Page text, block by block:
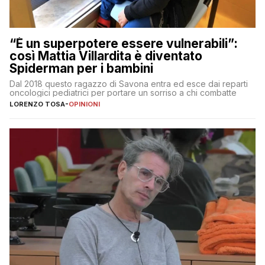
“È un superpotere essere vulnerabili”:
così Mattia Villardita è diventato
Spiderman per i bambini
Dal 2018 questo ragazzo di Savona entra ed esce dai reparti
oncologici pediatrici per portare un sorriso a chi combatte
LORENZO TOSA-OPINIONI